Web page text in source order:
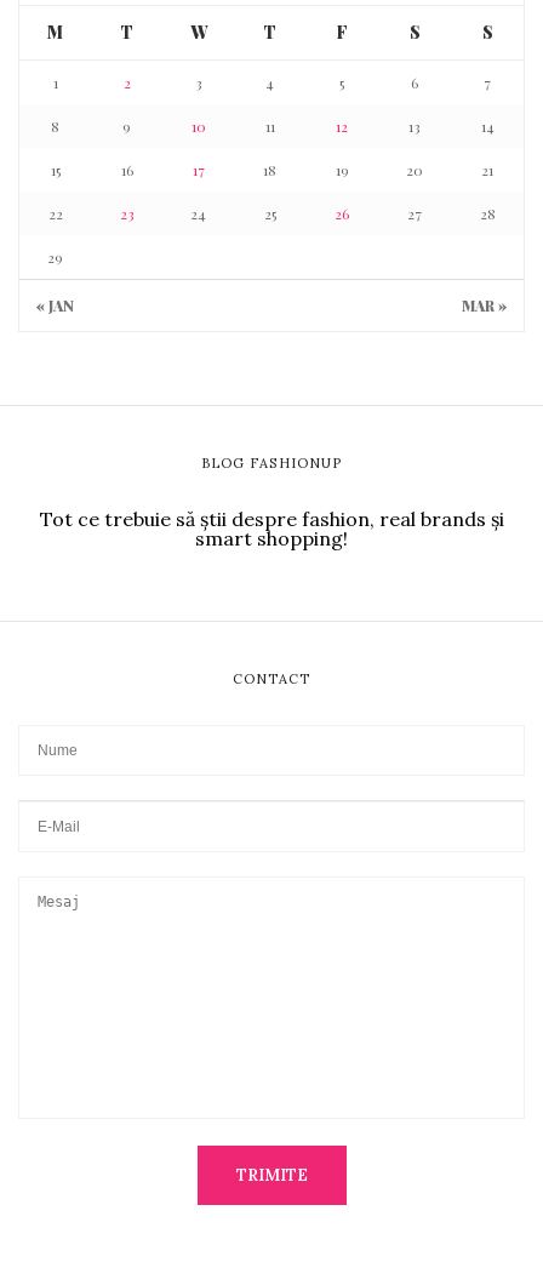
M T W T F S S
« JAN MAR »
1 2 3 4 5 6 7
8 9 10 11 12 13 14
15 16 17 18 19 20 21
22 23 24 25 26 27 28
29
BLOG FASHIONUP
Tot ce trebuie să știi despre fashion, real brands și
smart shopping!
CONTACT